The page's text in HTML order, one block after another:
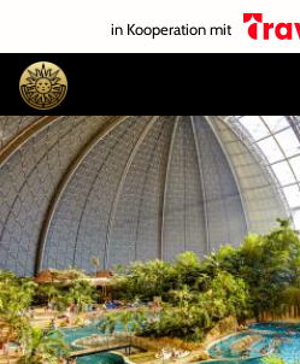
in Kooperation mit